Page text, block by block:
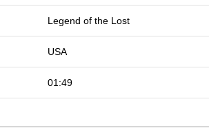
Legend of the Lost
USA
01:49